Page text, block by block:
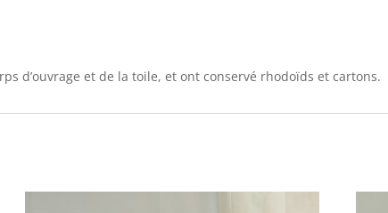
d’ouvrage et de la toile, et ont conservé rhodoïds et cartons.